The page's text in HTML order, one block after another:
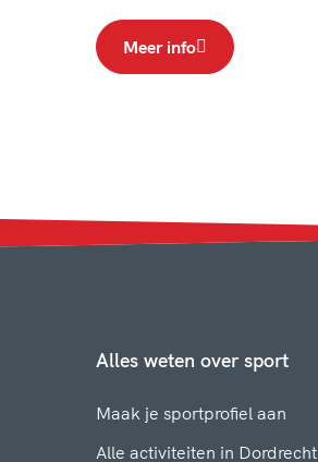
Meer info
Alles weten over sport
Maak je sportprofiel aan
Alle activiteiten in Dordrecht